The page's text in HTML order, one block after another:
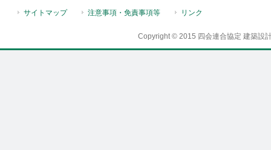
サイトマップ 注意事項・免責事項等 リンク
Copyright © 2015 四会連合協定 建築設